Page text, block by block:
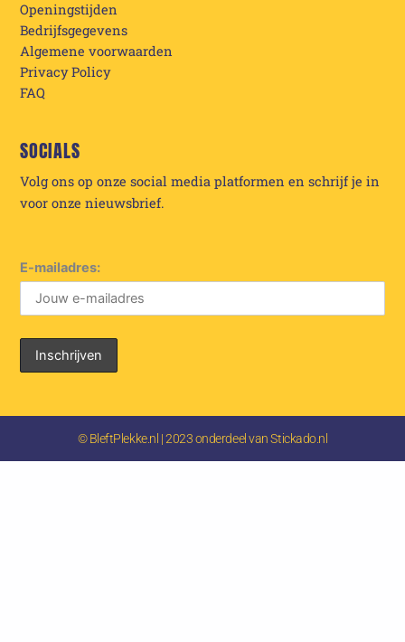
Openingstijden
Bedrijfsgegevens
Algemene voorwaarden
Privacy Policy
FAQ
SOCIALS
Volg ons op onze social media platformen en schrijf je in
voor onze nieuwsbrief.
E-mailadres:
© BleftPlekke.nl | 2023 onderdeel van Stickado.nl